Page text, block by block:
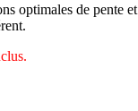
optimales de pente et